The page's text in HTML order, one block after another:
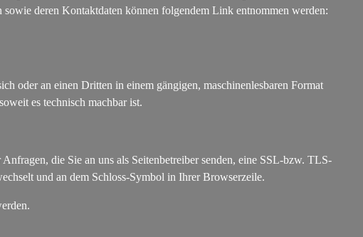
sowie deren Kontaktdaten können folgendem Link entnommen werden:
oder an einen Dritten in einem gängigen, maschinenlesbaren Format
es technisch machbar ist.
die Sie an uns als Seitenbetreiber senden, eine SSL-bzw. TLS-
und an dem Schloss-Symbol in Ihrer Browserzeile.